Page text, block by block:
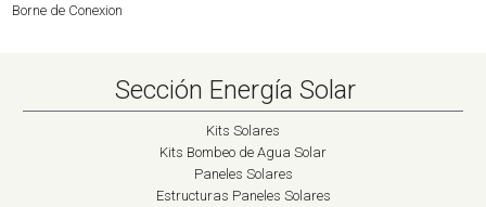
Borne de Conexion
Sección Energía Solar
Kits Solares
Kits Bombeo de Agua Solar
Paneles Solares
Estructuras Paneles Solares